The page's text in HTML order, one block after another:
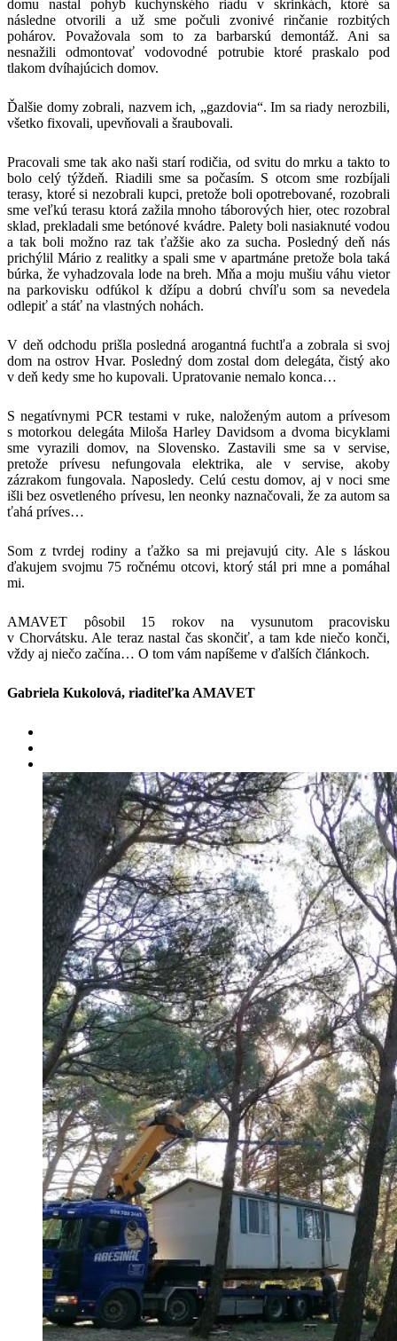
domu nastal pohyb kuchynského riadu v skrinkách, ktoré sa
následne otvorili a už sme počuli zvonivé rinčanie rozbitých
pohárov. Považovala som to za barbarskú demontáž. Ani sa
nesnažili odmontovať vodovodné potrubie ktoré praskalo pod
tlakom dvíhajúcich domov.
Ďalšie domy zobrali, nazvem ich, „gazdovia“. Im sa riady nerozbili,
všetko fixovali, upevňovali a šraubovali.
Pracovali sme tak ako naši starí rodičia, od svitu do mrku a takto to
bolo celý týždeň. Riadili sme sa počasím. S otcom sme rozbíjali
terasy, ktoré si nezobrali kupci, pretože boli opotrebované, rozobrali
sme veľkú terasu ktorá zažila mnoho táborových hier, otec rozobral
sklad, prekladali sme betónové kvádre. Palety boli nasiaknuté vodou
a tak boli možno raz tak ťažšie ako za sucha. Posledný deň nás
prichýlil Mário z realitky a spali sme v apartmáne pretože bola taká
búrka, že vyhadzovala lode na breh. Mňa a moju mušiu váhu vietor
na parkovisku odfúkol k džípu a dobrú chvíľu som sa nevedela
odlepiť a stáť na vlastných nohách.
V deň odchodu prišla posledná arogantná fuchtľa a zobrala si svoj
dom na ostrov Hvar. Posledný dom zostal dom delegáta, čistý ako
v deň kedy sme ho kupovali. Upratovanie nemalo konca…
S negatívnymi PCR testami v ruke, naloženým autom a prívesom
s motorkou delegáta Miloša Harley Davidsom a dvoma bicyklami
sme vyrazili domov, na Slovensko. Zastavili sme sa v servise,
pretože prívesu nefungovala elektrika, ale v servise, akoby
zázrakom fungovala. Naposledy. Celú cestu domov, aj v noci sme
išli bez osvetleného prívesu, len neonky naznačovali, že za autom sa
ťahá príves…
Som z tvrdej rodiny a ťažko sa mi prejavujú city. Ale s láskou
ďakujem svojmu 75 ročnému otcovi, ktorý stál pri mne a pomáhal
mi.
AMAVET pôsobil 15 rokov na vysunutom pracovisku
v Chorvátsku. Ale teraz nastal čas skončiť, a tam kde niečo konči,
vždy aj niečo začína… O tom vám napíšeme v ďalších článkoch.
Gabriela Kukolová, riaditeľka AMAVET